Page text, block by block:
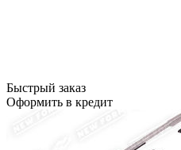
Быстрый заказ
Оформить в кредит